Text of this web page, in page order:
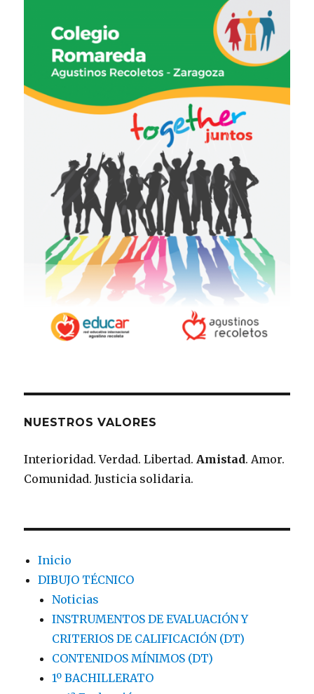
NUESTROS VALORES
Interioridad. Verdad. Libertad.Amistad. Amor.
Comunidad. Justicia solidaria.
Inicio
DIBUJO TÉCNICO
Noticias
INSTRUMENTOS DE EVALUACIÓN Y
CRITERIOS DE CALIFICACIÓN (DT)
CONTENIDOS MÍNIMOS (DT)
1º BACHILLERATO